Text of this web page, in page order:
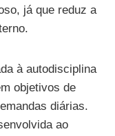
já que reduz a
à autodisciplina
objetivos de
diárias.
ao